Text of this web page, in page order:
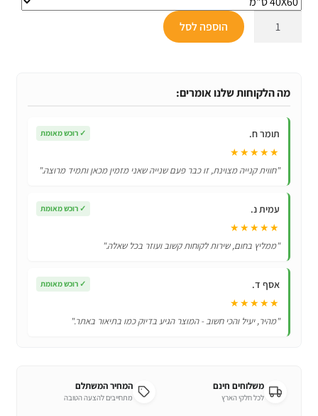
מעוצבים
במגוון
קטלוג
הוספה לסל
מה הלקוחות שלנו אומרים:
תומר ח. ✓ רוכש מאומת
★★★★★
"חווית קנייה מצוינת, זו כבר פעם שנייה שאני מזמין מכאן ותמיד מרוצה."
עמית נ. ✓ רוכש מאומת
★★★★★
"ממליץ בחום, שירות לקוחות קשוב ועוזר בכל שאלה."
אסף ד. ✓ רוכש מאומת
★★★★★
"מהיר, יעיל והכי חשוב - המוצר הגיע בדיוק כמו בתיאור באתר."
משלוחים חינם
לכל חלקי הארץ
המחיר המשתלם
מתחייבים להצעה הטובה